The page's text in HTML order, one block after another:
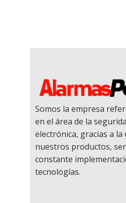
Somos la empresa
en el área de la
electrónica, gracias a la
nuestros productos,
constante
tecnologías.